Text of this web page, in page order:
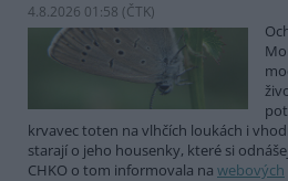
4.8.2026 01:58 (ČTK)
krvavec toten na vlhčích loukách i
starají o jeho housenky, které si
CHKO o tom informovala na webových